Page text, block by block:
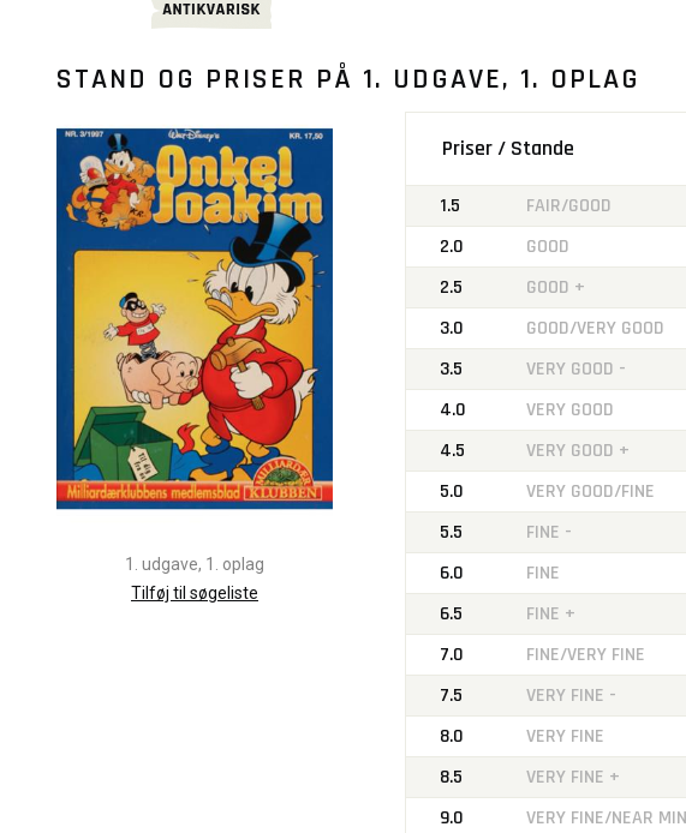
STAND OG PRISER PÅ 1. UDGAVE, 1. OPLAG
1. udgave, 1. oplag
Tilføj til søgeliste
Priser / Stande
1.5 FAIR/GOOD
2.0
GOOD
2.5
GOOD +
3.0
GOOD/VERY GOOD
3.5
VERY GOOD -
4.0
VERY GOOD
4.5
VERY GOOD +
5.0
VERY GOOD/FINE
5.5
FINE -
6.0
FINE
6.5
FINE +
7.0
FINE/VERY FINE
7.5
VERY FINE -
8.0
VERY FINE
8.5
VERY FINE +
9.0
VERY FINE/NEAR